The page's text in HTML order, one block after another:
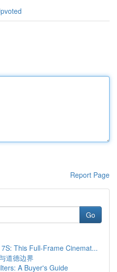
Report Page
Go
This Full-Frame Cinemat...
道德边界
A Buyer's Guide